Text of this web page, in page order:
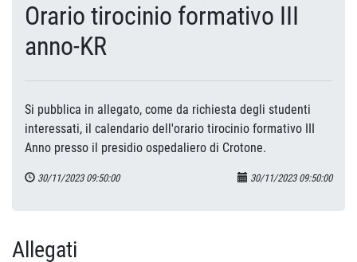
Orario tirocinio formativo III
anno-KR
Si pubblica in allegato, come da richiesta degli studenti
interessati, il calendario dell'orario tirocinio formativo III
Anno presso il presidio ospedaliero di Crotone.
30/11/2023 09:50:00 30/11/2023 09:50:00
Allegati